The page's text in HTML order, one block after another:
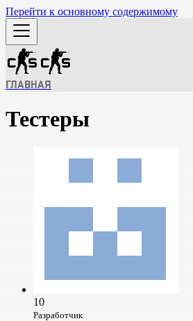
Перейти к основному содержимому
ГЛАВНАЯ
Тестеры
10
Разработчик